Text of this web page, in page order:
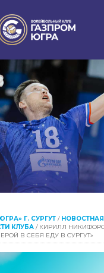
Г. СУРГУТ / НОВОСТНАЯ
КЛУБА / КИРИЛЛ
В СЕБЯ ЕДУ В СУРГУТ»